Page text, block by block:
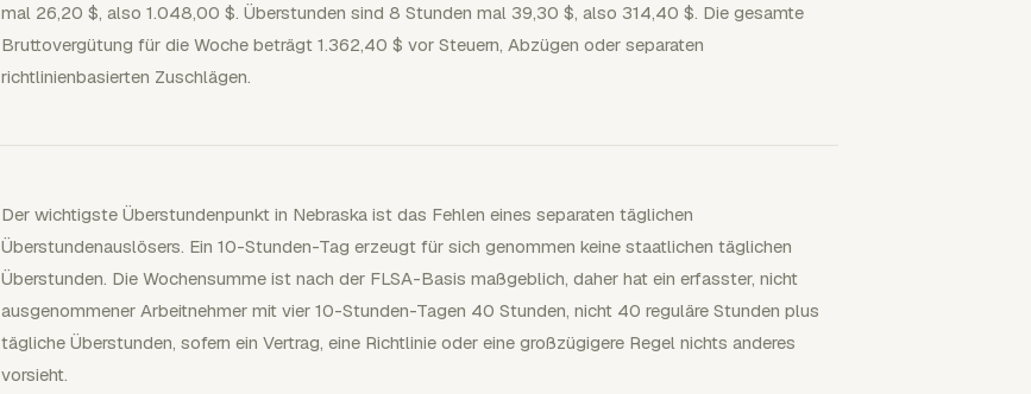
mal 26,20 $, also 1.048,00 $. Überstunden sind 8 Stunden mal 39,30 $, also 314,40 $. Die gesamte
Bruttovergütung für die Woche beträgt 1.362,40 $ vor Steuern, Abzügen oder separaten
richtlinienbasierten Zuschlägen.
Der wichtigste Überstundenpunkt in Nebraska ist das Fehlen eines separaten täglichen
Überstundenauslösers. Ein 10-Stunden-Tag erzeugt für sich genommen keine staatlichen täglichen
Überstunden. Die Wochensumme ist nach der FLSA-Basis maßgeblich, daher hat ein erfasster, nicht
ausgenommener Arbeitnehmer mit vier 10-Stunden-Tagen 40 Stunden, nicht 40 reguläre Stunden plus
tägliche Überstunden, sofern ein Vertrag, eine Richtlinie oder eine großzügigere Regel nichts anderes
vorsieht.